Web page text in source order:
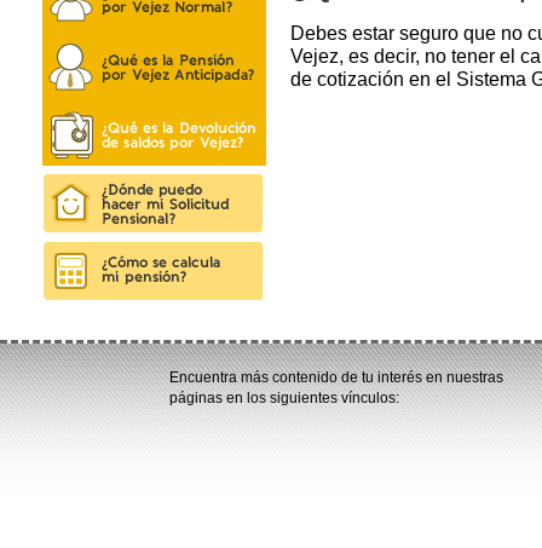
Debes estar seguro que no
Vejez, es decir, no tener el
de cotización en el Sistema
Encuentra más contenido de tu interés en nuestras
páginas en los siguientes vínculos: